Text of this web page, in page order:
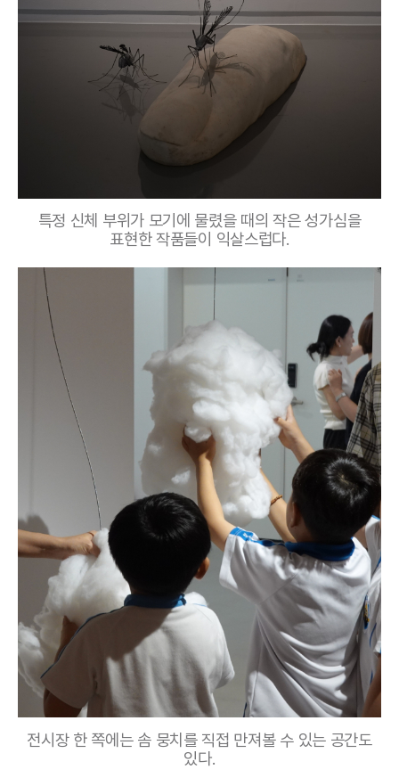
특정 신체 부위가 모기에 물렸을 때의 작은 성가심을
표현한 작품들이 익살스럽다.
전시장 한 쪽에는 솜 뭉치를 직접 만져볼 수 있는 공간도
있다.